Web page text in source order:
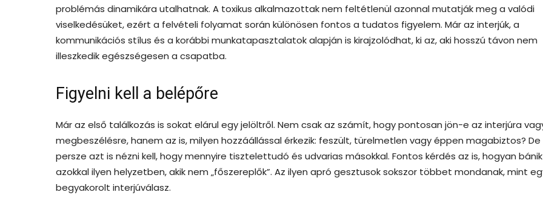
problémás dinamikára utalhatnak. A toxikus alkalmazottak nem feltétlenül azonnal mutatják meg a valódi
viselkedésüket, ezért a felvételi folyamat során különösen fontos a tudatos figyelem. Már az interjúk, a
kommunikációs stílus és a korábbi munkatapasztalatok alapján is kirajzolódhat, ki az, aki hosszú távon nem
illeszkedik egészségesen a csapatba.
Figyelni kell a belépőre
Már az első találkozás is sokat elárul egy jelöltről. Nem csak az számít, hogy pontosan jön-e az interjúra
megbeszélésre, hanem az is, milyen hozzáállással érkezik: feszült, türelmetlen vagy éppen magabiztos? De
persze azt is nézni kell, hogy mennyire tisztelettudó és udvarias másokkal. Fontos kérdés az is, hogyan bánik
azokkal ilyen helyzetben, akik nem „főszereplők”. Az ilyen apró gesztusok sokszor többet mondanak, mint
begyakorolt interjúválasz.